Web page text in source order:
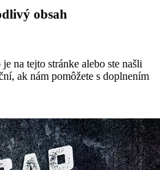
obsah
na tejto stránke alebo ste našli
ak nám pomôžete s doplnením